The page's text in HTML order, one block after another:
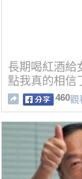
長期喝紅酒給
點我真的相信
460觀